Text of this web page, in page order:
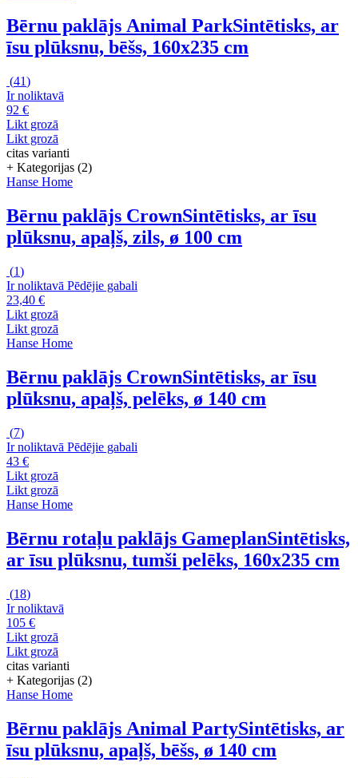
Bērnu paklājs Animal ParkSintētisks, ar
īsu plūksnu, bēšs, 160x235 cm
(41)
Ir noliktavā
92 €
Likt grozā
Likt grozā
citas varianti
+ Kategorijas (2)
Hanse Home
Bērnu paklājs CrownSintētisks, ar īsu
plūksnu, apaļš, zils, ø 100 cm
(1)
Ir noliktavā Pēdējie gabali
23,40 €
Likt grozā
Likt grozā
Hanse Home
Bērnu paklājs CrownSintētisks, ar īsu
plūksnu, apaļš, pelēks, ø 140 cm
(7)
Ir noliktavā Pēdējie gabali
43 €
Likt grozā
Likt grozā
Hanse Home
Bērnu rotaļu paklājs GameplanSintētisks,
ar īsu plūksnu, tumši pelēks, 160x235 cm
(18)
Ir noliktavā
105 €
Likt grozā
Likt grozā
citas varianti
+ Kategorijas (2)
Hanse Home
Bērnu paklājs Animal PartySintētisks, ar
īsu plūksnu, apaļš, bēšs, ø 140 cm